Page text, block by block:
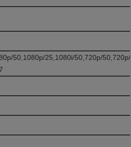
50,1080p/25,1080i/50,720p/50,720p/